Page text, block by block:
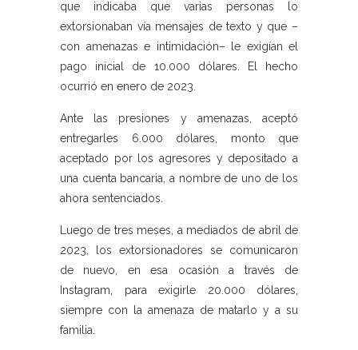
que indicaba que varias personas lo
extorsionaban vía mensajes de texto y que –
con amenazas e intimidación– le exigían el
pago inicial de 10.000 dólares. El hecho
ocurrió en enero de 2023.
Ante las presiones y amenazas, aceptó
entregarles 6.000 dólares, monto que
aceptado por los agresores y depositado a
una cuenta bancaria, a nombre de uno de los
ahora sentenciados.
Luego de tres meses, a mediados de abril de
2023, los extorsionadores se comunicaron
de nuevo, en esa ocasión a través de
Instagram, para exigirle 20.000 dólares,
siempre con la amenaza de matarlo y a su
familia.